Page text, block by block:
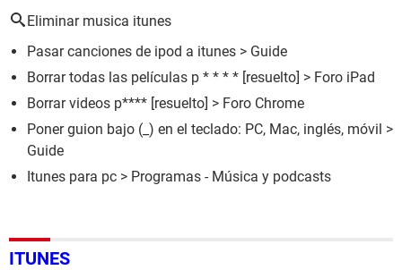
Eliminar musica itunes
Pasar canciones de ipod a itunes > Guide
Borrar todas las películas p * * * * [resuelto] > Foro iPad
Borrar videos p**** [resuelto] > Foro Chrome
Poner guion bajo (_) en el teclado: PC, Mac, inglés, móvil >
Guide
Itunes para pc > Programas - Música y podcasts
ITUNES